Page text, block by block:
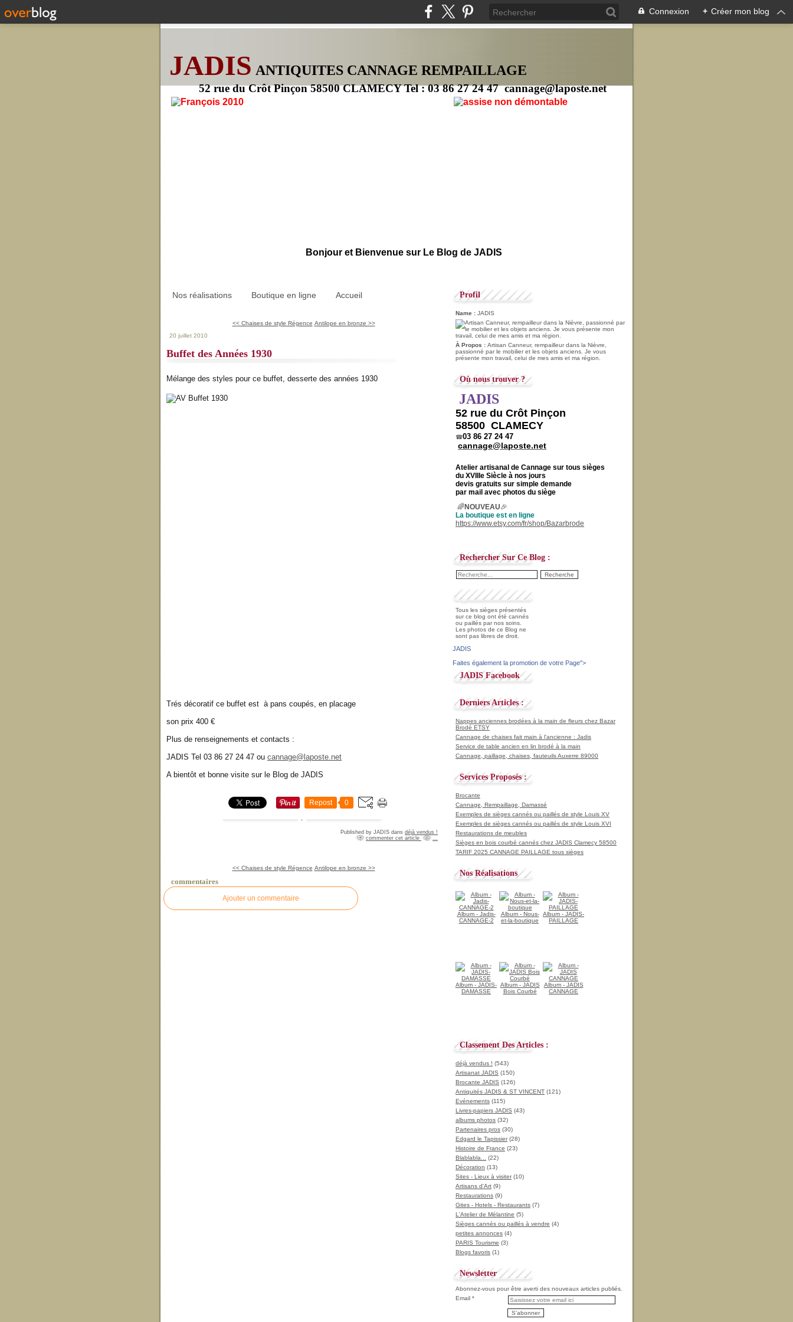
Connexion + Créer mon blog
JADIS ANTIQUITES CANNAGE REMPAILLAGE
52 rue du Crôt Pinçon 58500 CLAMECY Tel : 03 86 27 24 47 cannage@laposte.net
Bonjour et Bienvenue sur Le Blog de JADIS
Nos réalisations Boutique en ligne Accueil
<< Chaises de style Régence Antilope en bronze >>
20 juillet 2010
Buffet des Années 1930
Mélange des styles pour ce buffet, desserte des années 1930
Trés décoratif ce buffet est à pans coupés, en placage
son prix 400 €
Plus de renseignements et contacts :
JADIS Tel 03 86 27 24 47 ou cannage@laposte.net
A bientôt et bonne visite sur le Blog de JADIS
Repost 0
Published by JADIS dans déjà vendus !
commenter cet article
<< Chaises de style Régence Antilope en bronze >>
commentaires
Ajouter un commentaire
Profil
Name : JADIS
À Propos : Artisan Canneur, rempailleur dans la Nièvre,
passionné par le mobilier et les objets anciens. Je vous
présente mon travail, celui de mes amis et ma région.
Où nous trouver ?
JADIS
52 rue du Crôt Pinçon
58500 CLAMECY
☎03 86 27 24 47
cannage@laposte.net
Atelier artisanal de Cannage sur tous sièges
du XVIIIe Siècle à nos jours
devis gratuits sur simple demande
par mail avec photos du siège
🌈NOUVEAU🎉
La boutique est en ligne
https://www.etsy.com/fr/shop/Bazarbrode
Rechercher Sur Ce Blog :
Tous les sièges présentés
sur ce blog ont été cannés
ou paillés par nos soins.
Les photos de ce Blog ne
sont pas libres de droit.
JADIS
Faites également la promotion de votre Page">
JADIS Facebook
Derniers Articles :
Nappes anciennes brodées à la main de fleurs chez Bazar
Brodé ETSY
Cannage de chaises fait main à l'ancienne : Jadis
Service de table ancien en lin brodé à la main
Cannage, paillage, chaises, fauteuils Auxerre 89000
Services Proposés :
Brocante
Cannage, Rempaillage, Damassé
Exemples de sièges cannés ou paillés de style Louis XV
Exemples de sièges cannés ou paillés de style Louis XVI
Restaurations de meubles
Sièges en bois courbé cannés chez JADIS Clamecy 58500
TARIF 2025 CANNAGE PAILLAGE tous sièges
Nos Réalisations
Album - Jadis-
CANNAGE-2
Album - Nous-
et-la-boutique
Album - JADIS-
PAILLAGE
Album - JADIS-
DAMASSE
Album - JADIS
Bois Courbé
Album - JADIS
CANNAGE
Classement Des Articles :
déjà vendus ! (543)
Artisanat JADIS (150)
Brocante JADIS (126)
Antiquités JADIS & ST VINCENT (121)
Evénements (115)
Livres-papiers JADIS (43)
albums photos (32)
Partenaires pros (30)
Edgard le Tapissier(28)
Histoire de France (23)
Blablabla...
(22)
Décoration (13)
Sites - Lieux à visiter(10)
Artisans d'Art (9)
Restaurations (9)
Gites - Hotels - Restaurants (7)
L'Atelier de Mélantine (5)
Sièges cannés ou paillés à vendre (4)
petites annonces (4)
PARIS Tourisme (3)
Blogs favoris (1)
Newsletter
Abonnez-vous pour être averti des nouveaux articles publiés.
Email